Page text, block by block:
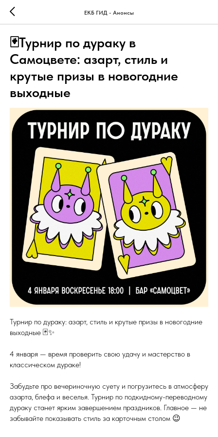
ЕКБ ГИД - Анонсы
🃏Турнир по дураку в
Самоцвете: азарт, стиль и
крутые призы в новогодние
выходные
Турнир по дураку: азарт, стиль и крутые призы в новогодние
выходные 🃏✨
4 января — время проверить свою удачу и мастерство в
классическом дураке!
Забудьте про вечериночную суету и погрузитесь в атмосферу
азарта, блефа и веселья. Турнир по подкидному-переводному
дураку станет ярким завершением праздников. Главное — не
забывайте показывать стиль за карточным столом 😉